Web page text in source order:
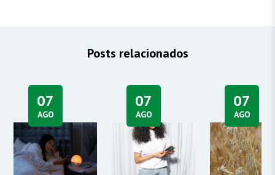
Posts relacionados
07
AGO
07
AGO
07
AGO